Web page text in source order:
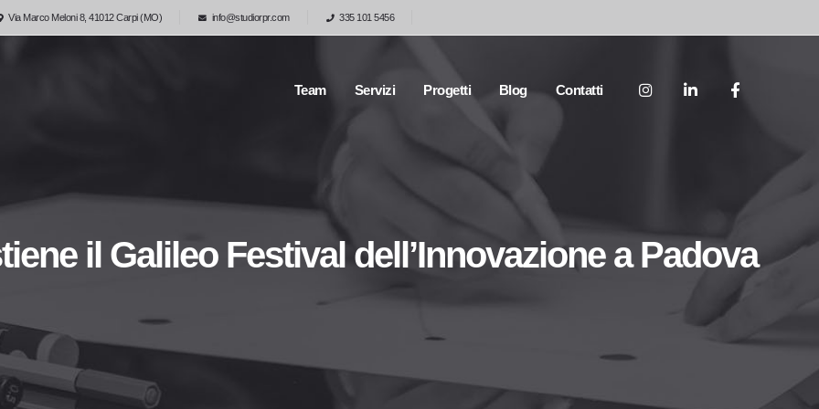
Via Marco Meloni 8, 41012 Carpi (MO) info@studiorpr.com 335 101 5456
Team Servizi Progetti Blog Contatti
il Galileo Festival dell’Innovazione a Padova